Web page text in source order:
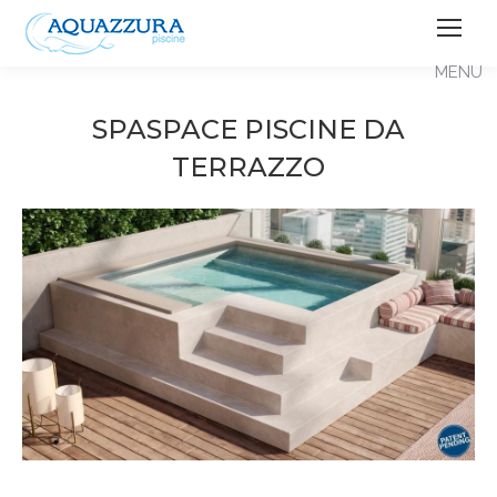
SPASPACE PISCINE DA
TERRAZZO